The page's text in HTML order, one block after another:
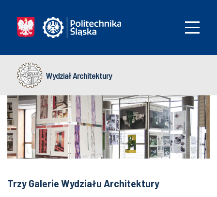
Wydział Architektury
Trzy Galerie Wydziału Architektury